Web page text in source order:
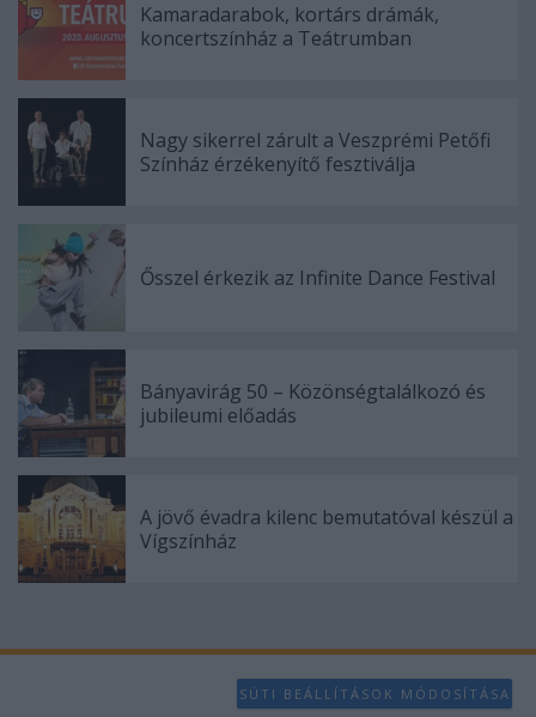
Kamaradarabok, kortárs drámák,
koncertszínház a Teátrumban
Nagy sikerrel zárult a Veszprémi Petőfi
Színház érzékenyítő fesztiválja
Ősszel érkezik az Infinite Dance Festival
Bányavirág 50 – Közönségtalálkozó és
jubileumi előadás
A jövő évadra kilenc bemutatóval készül a
Vígszínház
SÜTI BEÁLLÍTÁSOK MÓDOSÍTÁSA